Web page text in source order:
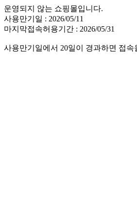
운영되지 않는 쇼핑몰입니다.
사용만기일 : 2026/05/11
마지막접속허용기간 : 2026/05/31
사용만기일에서 20일이 경과하면 접속